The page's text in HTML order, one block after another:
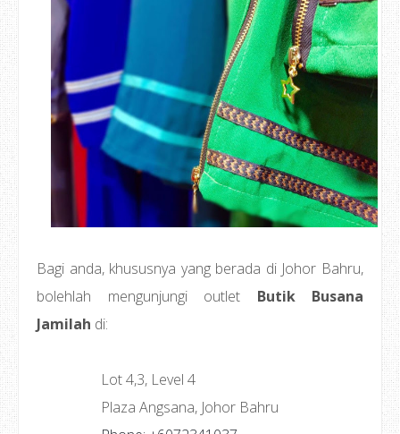
Bagi anda, khususnya yang berada di Johor Bahru,
bolehlah mengunjungi outlet Butik Busana
Jamilah di:
Lot 4,3, Level 4
Plaza Angsana, Johor Bahru